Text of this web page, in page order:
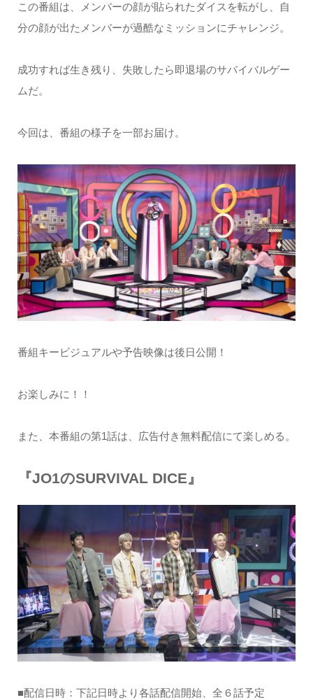
この番組は、メンバーの顔が貼られたダイスを転がし、自
分の顔が出たメンバーが過酷なミッションにチャレンジ。
成功すれば生き残り、失敗したら即退場のサバイバルゲー
ムだ。
今回は、番組の様子を一部お届け。
番組キービジュアルや予告映像は後日公開！
お楽しみに！！
また、本番組の第1話は、広告付き無料配信にて楽しめる。
『JO1のSURVIVAL DICE』
■配信日時：下記日時より各話配信開始、全６話予定